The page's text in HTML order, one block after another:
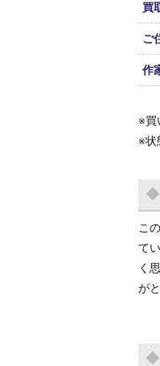
買
ご
作
※買
※状
こ
て
く
が